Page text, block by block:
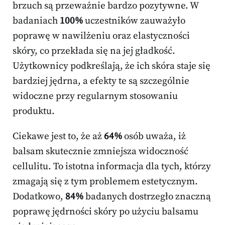
brzuch są przeważnie bardzo pozytywne. W
badaniach 100%uczestników zauważyło
poprawę w nawilżeniu oraz elastyczności
skóry, co przekłada się na jej gładkość.
Użytkownicy podkreślają, że ich skóra staje się
bardziej jędrna, a efekty te są szczególnie
widoczne przy regularnym stosowaniu
produktu.
Ciekawe jest to, że aż64%osób uważa, iż
balsam skutecznie zmniejsza widoczność
cellulitu. To istotna informacja dla tych, którzy
zmagają się z tym problemem estetycznym.
Dodatkowo, 84%badanych dostrzegło znaczną
poprawę jędrności skóry po użyciu balsamu